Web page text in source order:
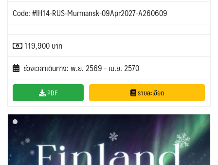
Code: #IH14-RUS-Murmansk-09Apr2027-A260609
119,900 บาท
ช่วงเวลาเดินทาง: พ.ย. 2569 - เม.ย. 2570
PDF รายละเอียด